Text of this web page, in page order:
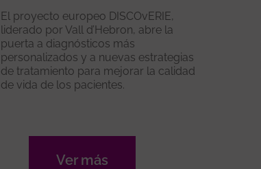
El proyecto europeo DISCOvERIE,
liderado por Vall d’Hebron, abre la
puerta a diagnósticos más
personalizados y a nuevas estrategias
de tratamiento para mejorar la calidad
de vida de los pacientes.
Ver más